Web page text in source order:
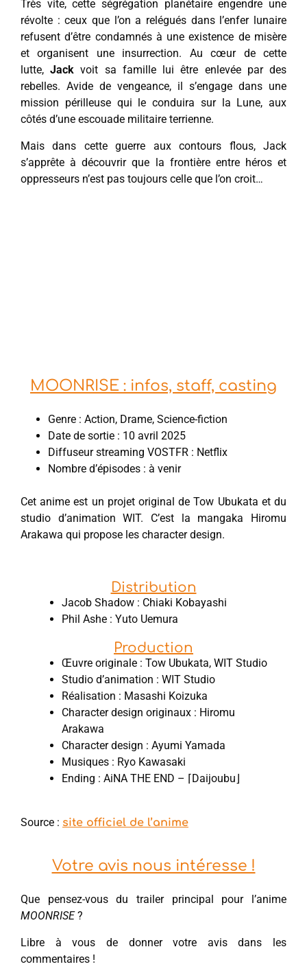
Très vite, cette ségrégation planétaire engendre une
révolte : ceux que l’on a relégués dans l’enfer lunaire
refusent d’être condamnés à une existence de misère
et organisent une insurrection. Au cœur de cette
lutte,Jack voit sa famille lui être enlevée par des
rebelles. Avide de vengeance, il s’engage dans une
mission périlleuse qui le conduira sur la Lune, aux
côtés d’une escouade militaire terrienne.
Mais dans cette guerre aux contours flous, Jack
s’apprête à découvrir que la frontière entre héros et
oppresseurs n’est pas toujours celle que l’on croit…
MOONRISE : infos, staff, casting
Genre : Action, Drame, Science-fiction
Date de sortie : 10 avril 2025
Diffuseur streaming VOSTFR : Netflix
Nombre d’épisodes : à venir
Cet anime est un projet original de Tow Ubukata et du
studio d’animation WIT. C’est la mangaka Hiromu
Arakawa qui propose les character design.
Distribution
Jacob Shadow : Chiaki Kobayashi
Phil Ashe : Yuto Uemura
Production
Œuvre originale : Tow Ubukata, WIT Studio
Studio d’animation : WIT Studio
Réalisation : Masashi Koizuka
Character design originaux : Hiromu
Arakawa
Character design : Ayumi Yamada
Musiques : Ryo Kawasaki
Ending : AiNA THE END – ⌈Daijoubu⌋
Source : site officiel de l’anime
Votre avis nous intéresse !
Que pensez-vous du trailer principal pour l’anime
MOONRISE?
Libre à vous de donner votre avis dans les
commentaires !